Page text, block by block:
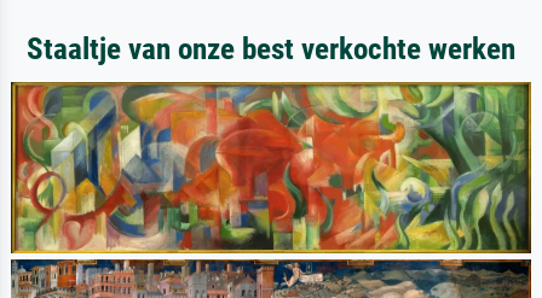
Staaltje van onze best verkochte werken